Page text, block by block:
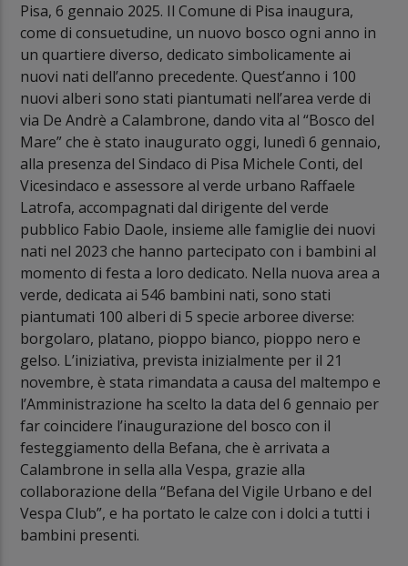
Pisa, 6 gennaio 2025. Il Comune di Pisa inaugura,
come di consuetudine, un nuovo bosco ogni anno in
un quartiere diverso, dedicato simbolicamente ai
nuovi nati dell’anno precedente. Quest’anno i 100
nuovi alberi sono stati piantumati nell’area verde di
via De Andrè a Calambrone, dando vita al “Bosco del
Mare” che è stato inaugurato oggi, lunedì 6 gennaio,
alla presenza del Sindaco di Pisa Michele Conti, del
Vicesindaco e assessore al verde urbano Raffaele
Latrofa, accompagnati dal dirigente del verde
pubblico Fabio Daole, insieme alle famiglie dei nuovi
nati nel 2023 che hanno partecipato con i bambini al
momento di festa a loro dedicato. Nella nuova area a
verde, dedicata ai 546 bambini nati, sono stati
piantumati 100 alberi di 5 specie arboree diverse:
borgolaro, platano, pioppo bianco, pioppo nero e
gelso. L’iniziativa, prevista inizialmente per il 21
novembre, è stata rimandata a causa del maltempo e
l’Amministrazione ha scelto la data del 6 gennaio per
far coincidere l’inaugurazione del bosco con il
festeggiamento della Befana, che è arrivata a
Calambrone in sella alla Vespa, grazie alla
collaborazione della “Befana del Vigile Urbano e del
Vespa Club”, e ha portato le calze con i dolci a tutti i
bambini presenti.